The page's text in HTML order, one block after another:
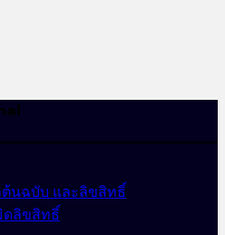
ต้นฉบับ และลิขสิทธิ์
ดลิขสิทธิ์